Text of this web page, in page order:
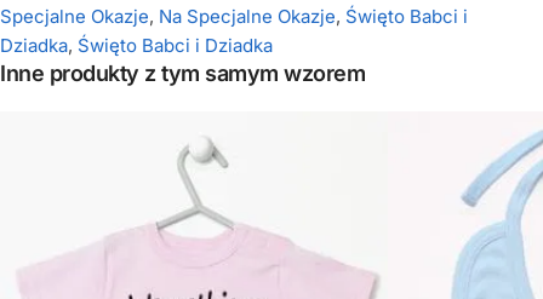
Specjalne Okazje, Na Specjalne Okazje, Święto Babci i
Dziadka, Święto Babci i Dziadka
Inne produkty z tym samym wzorem